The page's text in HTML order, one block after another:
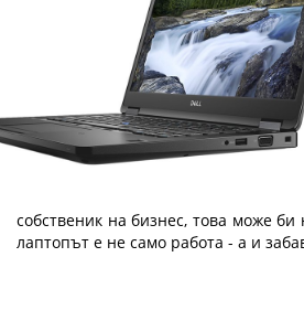
5 причини да изберете лаптоп на
Лаптопът е необходимост, без
не може. Той е офисът
собственик на бизнес, това може
лаптопът е не само работа - а и